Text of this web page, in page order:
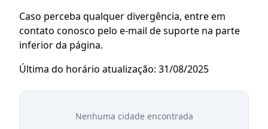
Caso perceba qualquer divergência, entre em
contato conosco pelo e-mail de suporte na parte
inferior da página.
Última do horário atualização: 31/08/2025
Nenhuma cidade encontrada